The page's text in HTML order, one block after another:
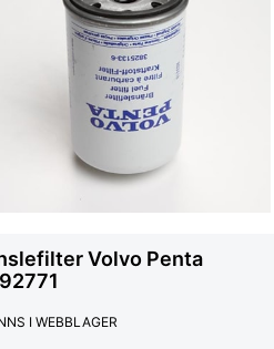
Volvo Penta
I WEBBLAGER